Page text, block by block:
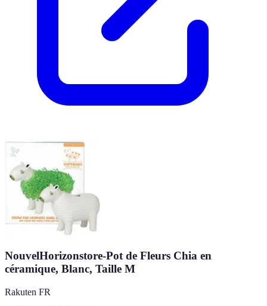
NouvelHorizonstore-Pot de Fleurs Chia en
céramique, Blanc, Taille M
Rakuten FR